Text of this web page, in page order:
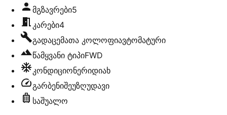
მგზავრები5
კარები4
გადაცემათა კოლოფიავტომატური
წამყვანი ტიპიFWD
კონდიციონერიდიახ
გარბენიშეუზღუდავი
საშუალო